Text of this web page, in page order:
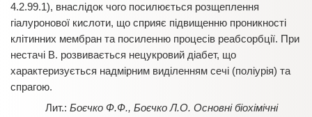
4.2.99.1), внаслідок чого посилюється розщеплення
гіалуронової кислоти, що сприяє підвищенню проникності
клітинних мембран та посиленню процесів реабсорбції. При
нестачі В. розвивається нецукровий діабет, що
характеризується надмірним виділенням сечі (поліурія) та
спрагою.
Боєчко Ф.Ф., Боєчко Л.О. Основні біохімічні